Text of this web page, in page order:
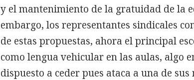
y el mantenimiento de la gratuidad de la
embargo, los representantes sindicales
de estas propuestas, ahora el principal
como lengua vehicular en las aulas, algo
dispuesto a ceder pues ataca a una de